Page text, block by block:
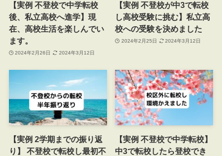
【実例 不登校で中学転校
後、私立高校へ進学】現
在、高校生活を楽しんでい
ます。
2024年2月26日 2024年3月12日
【実例 不登校が中3で転校
し高校受験に挑む】私立高
校への受験を決めました
2024年2月25日 2024年3月12日
【実例 2学期までの振り返
り】 不登校で転校し最初不
【実例 不登校で中学転校】
中3で転校したら登校でき